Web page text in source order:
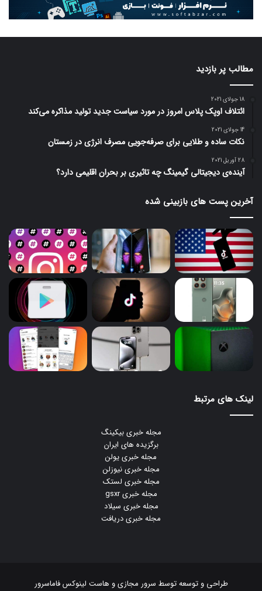
مطالب پر بازدید
18 جولای 2021
ائتلاف اوپک پلاس امروز در مورد سیاست جدید تولید مذاکره می‌کند
14 جولای 2021
نکات ساده و طلایی برای صرفه‌جویی مصرف انرژی در زمستان
28 آوریل 2021
آینده‌ی دیجیتالی گیمینگ چه تاثیری بر بحران اقلیمی دارد؟
آخرین پست های بازبینی شده
لینک های مرتبط
مجله خبری بیکینگ
برگزیده های ایران
مجله خبری یولن
مجله خبری نیوزلن
مجله خبری لستک
مجله خبری gsxr
مجله خبری سیلاد
مجله خبری دریافت
طراحی و توسعه توسط سرور مجازیو هاست لینوکسفاماسرور